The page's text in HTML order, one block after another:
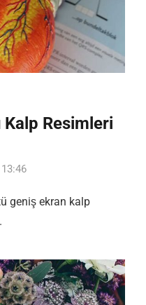
Kalp Resimleri
geniş ekran kalp